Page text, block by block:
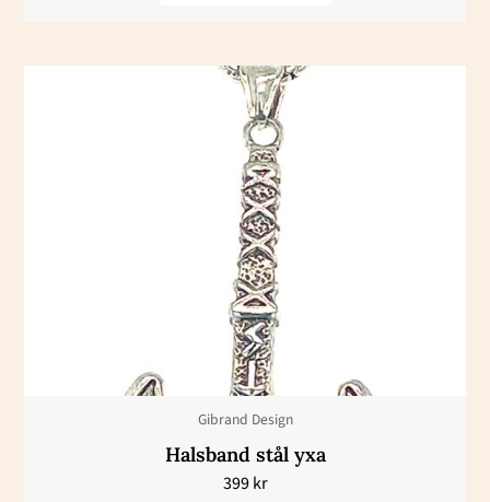
Gibrand Design
Halsband stål yxa
399kr